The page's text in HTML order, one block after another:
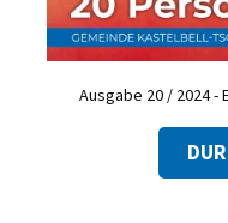
Ausgabe 20 / 2024 -